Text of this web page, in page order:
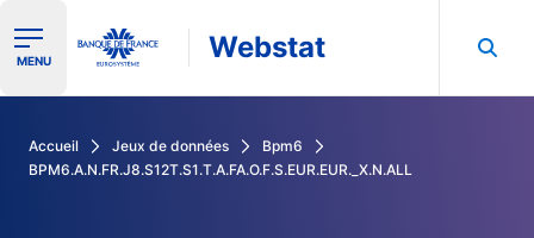
Ouvrir le menu de navigation
MENU Webstat
Accueil Jeux de données
Bpm6
BPM6.A.N.FR.J8.S12T.S1.T.A.FA.O.F.S.EUR.EUR._X.N.ALL